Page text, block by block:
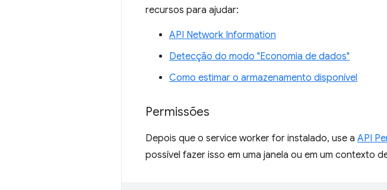
recursos para ajudar:
API Network Information
Detecção do modo "Economia de dados"
Como estimar o armazenamento disponível
Permissões
Depois que o service worker for instalado, use a API
possível fazer isso em uma janela ou em um contexto